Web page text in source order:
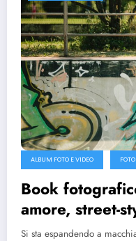
ALBUM FOTO E VIDEO
Book
amore, street-
Si sta espandendo a